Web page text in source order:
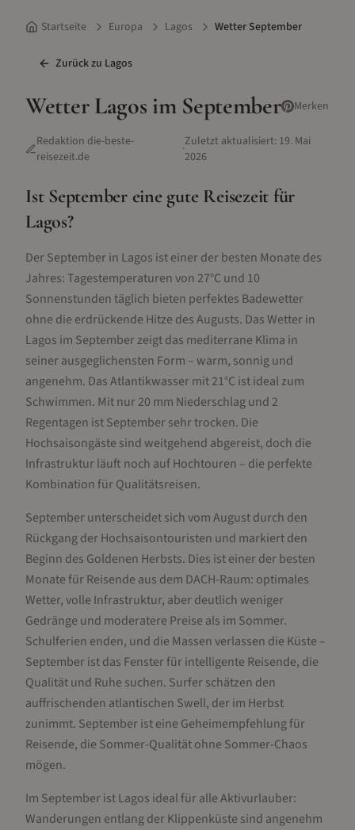
Startseite Europa Lagos Wetter September
Zurück zu Lagos
WetterLagos im September Merken
Redaktion die-beste-
reisezeit.de
·Zuletzt aktualisiert: 19. Mai
2026
Ist Septembereine gute Reisezeit für
Lagos?
Der September in Lagos ist einer der besten Monate des
Jahres: Tagestemperaturen von 27°C und 10
Sonnenstunden täglich bieten perfektes Badewetter
ohne die erdrückende Hitze des Augusts. Das Wetter in
Lagos im September zeigt das mediterrane Klima in
seiner ausgeglichensten Form – warm, sonnig und
angenehm. Das Atlantikwasser mit 21°C ist ideal zum
Schwimmen. Mit nur 20 mm Niederschlag und 2
Regentagen ist September sehr trocken. Die
Hochsaisongäste sind weitgehend abgereist, doch die
Infrastruktur läuft noch auf Hochtouren – die perfekte
Kombination für Qualitätsreisen.
September unterscheidet sich vom August durch den
Rückgang der Hochsaisontouristen und markiert den
Beginn des Goldenen Herbsts. Dies ist einer der besten
Monate für Reisende aus dem DACH-Raum: optimales
Wetter, volle Infrastruktur, aber deutlich weniger
Gedränge und moderatere Preise als im Sommer.
Schulferien enden, und die Massen verlassen die Küste –
September ist das Fenster für intelligente Reisende, die
Qualität und Ruhe suchen. Surfer schätzen den
auffrischenden atlantischen Swell, der im Herbst
zunimmt. September ist eine Geheimempfehlung für
Reisende, die Sommer-Qualität ohne Sommer-Chaos
mögen.
Im September ist Lagos ideal für alle Aktivurlauber:
Wanderungen entlang der Klippenküste sind angenehm